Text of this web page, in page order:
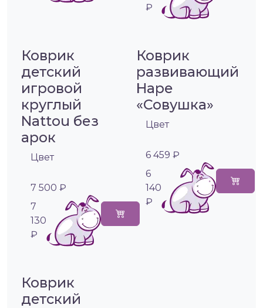
₽
Коврик
детский
игровой
круглый
Nattou без
арок
Цвет
7 500 ₽
7
130
₽
Коврик
развивающий
Hape
«Совушка»
Цвет
6 459 ₽
6
140
₽
Коврик
детский